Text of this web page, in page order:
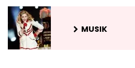
MUSIK